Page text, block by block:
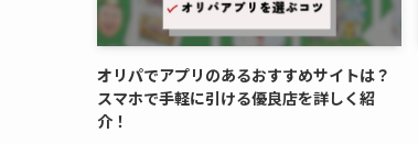
オリパでアプリのあるおすすめサイトは？
スマホで手軽に引ける優良店を詳しく紹
介！